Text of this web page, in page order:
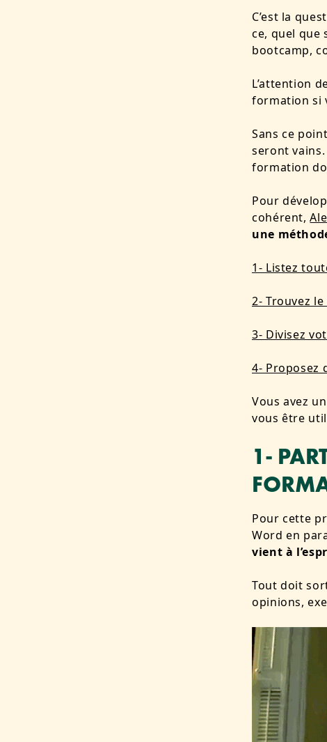
C’est la
ce, quel que
bootcamp,
L’attention
formation si
Sans ce
seront vains.
formation
Pour
cohérent,
une
1- Listez
2- Trouvez
3- Divisez
4- Proposez
Vous avez
vous être
1-
Pour cette
Word en
vient à
Tout doit
opinions,